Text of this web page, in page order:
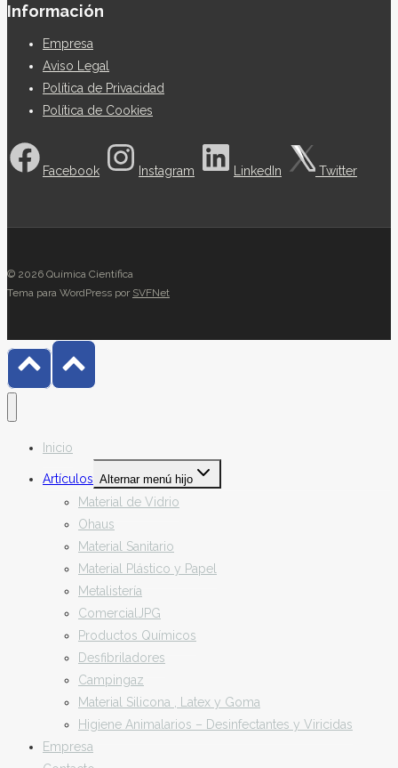
Información
Empresa
Aviso Legal
Política de Privacidad
Política de Cookies
Facebook Instagram LinkedIn Twitter
© 2026 Química Científica
Tema para WordPress por SVFNet
Inicio
Artículos Alternar menú hijo
Material de Vidrio
Ohaus
Material Sanitario
Material Plástico y Papel
Metalistería
ComercialJPG
Productos Químicos
Desfibriladores
Campingaz
Material Silicona , Latex y Goma
Higiene Animalarios – Desinfectantes y Viricidas
Empresa